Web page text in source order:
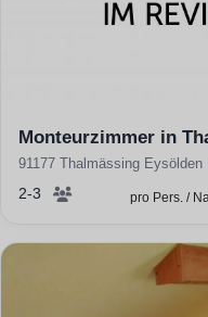
Monteurzimmer in
91177 Thalmässing Eysölden
2-3 pro Pers. /